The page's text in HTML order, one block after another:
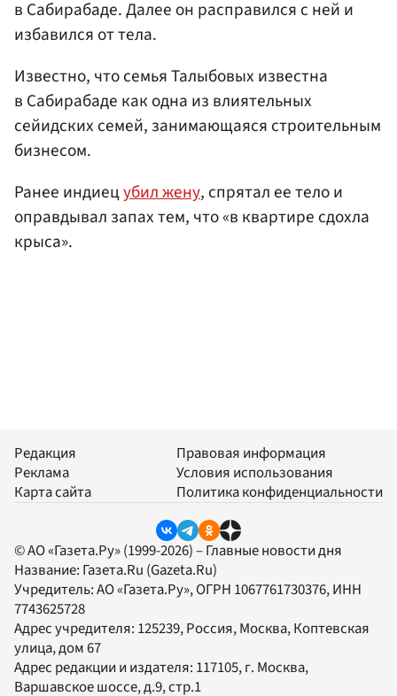
в Сабирабаде. Далее он расправился с ней и
избавился от тела.
Известно, что семья Талыбовых известна
в Сабирабаде как одна из влиятельных
сейидских семей, занимающаяся строительным
бизнесом.
Ранее индиецубил жену, спрятал ее тело и
оправдывал запах тем, что «в квартире сдохла
крыса».
Редакция
Реклама
Карта сайта
Правовая информация
Условия использования
Политика конфиденциальности
© АО «Газета.Ру» (1999-2026) – Главные новости дня
Название: Газета.Ru (Gazeta.Ru)
Учредитель:АО «Газета.Ру», ОГРН 1067761730376, ИНН
7743625728
Адрес учредителя: 125239, Россия, Москва, Коптевская
улица, дом 67
Адрес редакции и издателя: 117105, г. Москва,
Варшавское шоссе, д.9, стр.1